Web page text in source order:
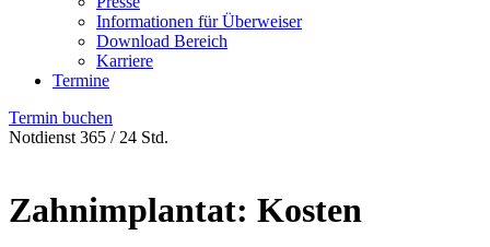
Informationen für Überweiser
Download Bereich
Karriere
Termine
Termin buchen
Notdienst 365 / 24 Std.
Zahnimplantat: Kosten